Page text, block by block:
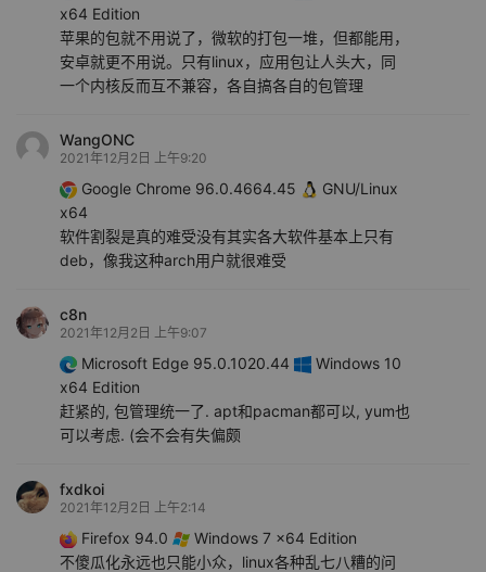
x64 Edition
苹果的包就不用说了，微软的打包一堆，但都能用，
安卓就更不用说。只有linux，应用包让人头大，同
一个内核反而互不兼容，各自搞各自的包管理
WangONC
2021年12月2日 上午9:20
Google Chrome 96.0.4664.45
GNU/Linux
x64
软件割裂是真的难受没有其实各大软件基本上只有
deb，像我这种arch用户就很难受
c8n
2021年12月2日 上午9:07
Microsoft Edge 95.0.1020.44
Windows 10
x64 Edition
赶紧的, 包管理统一了. apt和pacman都可以, yum也
可以考虑. (会不会有失偏颇
fxdkoi
2021年12月2日 上午2:14
Firefox 94.0
Windows 7 x64 Edition
不傻瓜化永远也只能小众，linux各种乱七八糟的问